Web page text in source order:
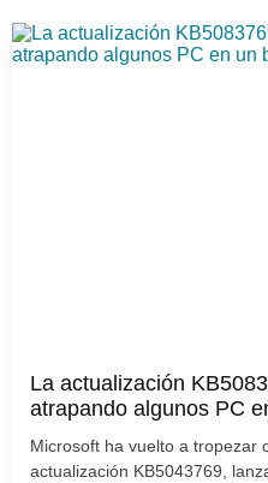
La actualización
atrapando algunos PC
Microsoft ha vuelto a tropezar
actualización KB5043769,